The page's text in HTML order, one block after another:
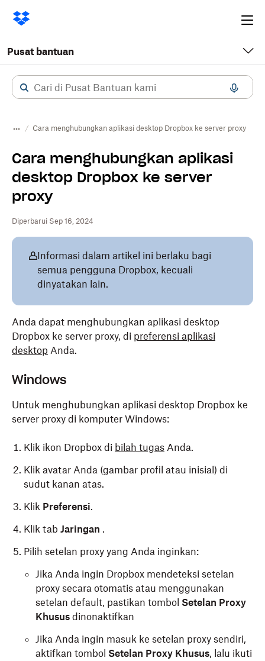
Pusat bantuan
Cara menghubungkan aplikasi desktop Dropbox ke server proxy
Cara menghubungkan aplikasi
desktop Dropbox ke server
proxy
Diperbarui Sep 16, 2024
Informasi dalam artikel ini berlaku bagi
semua pengguna Dropbox, kecuali
dinyatakan lain.
Anda dapat menghubungkan aplikasi desktop
Dropbox ke server proxy, di preferensi aplikasi
desktop Anda.
Windows
Untuk menghubungkan aplikasi desktop Dropbox ke
server proxy di komputer Windows:
Klik ikon Dropbox di bilah tugas Anda.
Klik avatar Anda (gambar profil atau inisial) di
sudut kanan atas.
Klik Preferensi.
Klik tab Jaringan .
Pilih setelan proxy yang Anda inginkan:
Jika Anda ingin Dropbox mendeteksi setelan
proxy secara otomatis atau menggunakan
setelan default, pastikan tombol Setelan Proxy
Khusus dinonaktifkan
Jika Anda ingin masuk ke setelan proxy sendiri,
aktifkan tombol Setelan Proxy Khusus, lalu ikuti